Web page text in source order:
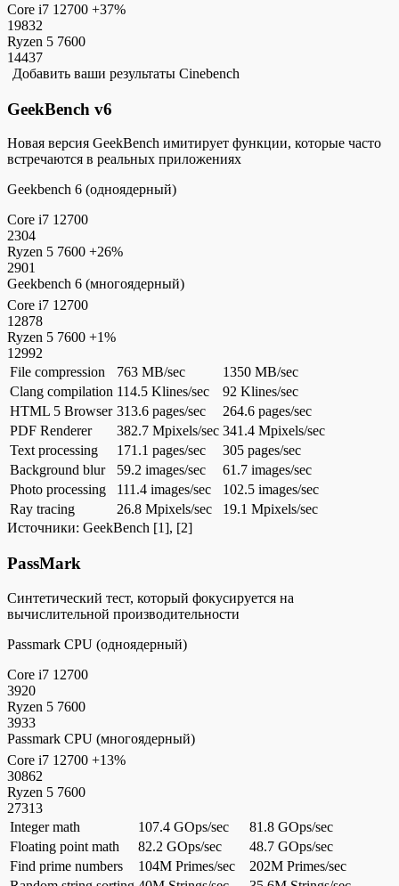
Core i7 12700 +37%
19832
Ryzen 5 7600
14437
Добавить ваши результаты Cinebench
GeekBench v6
Новая версия GeekBench имитирует функции, которые часто
встречаются в реальных приложениях
Geekbench 6 (одноядерный)
Core i7 12700
2304
Ryzen 5 7600 +26%
2901
Geekbench 6 (многоядерный)
Core i7 12700
12878
Ryzen 5 7600 +1%
12992
File compression
763 MB/sec
1350 MB/sec
Clang compilation 114.5 Klines/sec
92 Klines/sec
HTML 5 Browser 313.6 pages/sec
264.6 pages/sec
PDF Renderer
382.7 Mpixels/sec 341.4 Mpixels/sec
Text processing
171.1 pages/sec
305 pages/sec
Background blur
59.2 images/sec
61.7 images/sec
Photo processing
111.4 images/sec
102.5 images/sec
Ray tracing
26.8 Mpixels/sec
19.1 Mpixels/sec
Источники: GeekBench [1], [2]
PassMark
Синтетический тест, который фокусируется на
вычислительной производительности
Passmark CPU (одноядерный)
Core i7 12700
3920
Ryzen 5 7600
3933
Passmark CPU (многоядерный)
Core i7 12700 +13%
30862
Ryzen 5 7600
27313
Integer math
107.4 GOps/sec
81.8 GOps/sec
Floating point math
82.2 GOps/sec
48.7 GOps/sec
Find prime numbers
104M Primes/sec
202M Primes/sec